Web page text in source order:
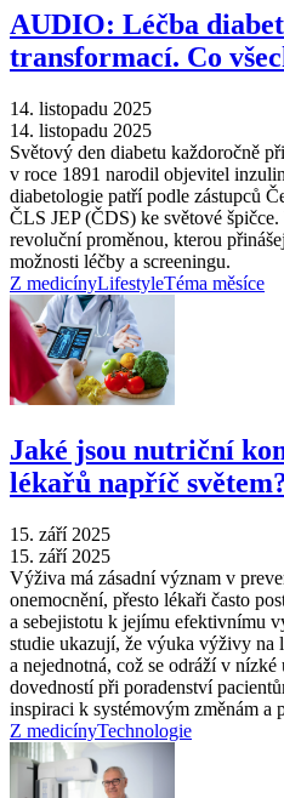
AUDIO: Léčba
transformací. Co
14. listopadu 2025
14. listopadu 2025
Světový den diabetu každoročně
v roce 1891 narodil objevitel
diabetologie patří podle zástupců
ČLS JEP (ČDS) ke světové
revoluční proměnou, kterou
možnosti léčby a screeningu.
Z medicínyLifestyleTéma měsíce
Jaké jsou nutriční
lékařů napříč
15. září 2025
15. září 2025
Výživa má zásadní význam v
onemocnění, přesto lékaři často
a sebejistotu k jejímu efektivnímu
studie ukazují, že výuka výživy na
a nejednotná, což se odráží v
dovedností při poradenství
inspiraci k systémovým změnám a
Z medicínyTechnologie